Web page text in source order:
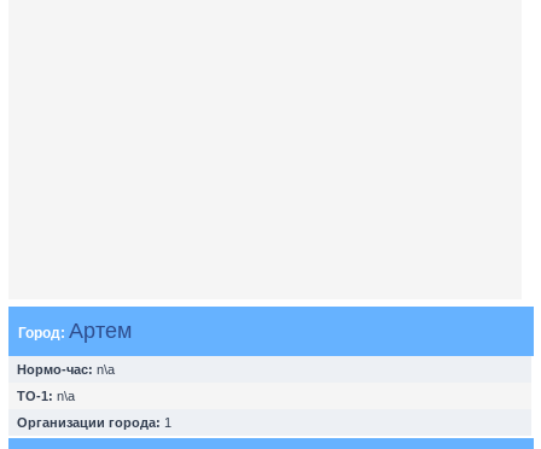
Город: Артем
Нормо-час: n\a
ТО-1: n\a
Организации города: 1